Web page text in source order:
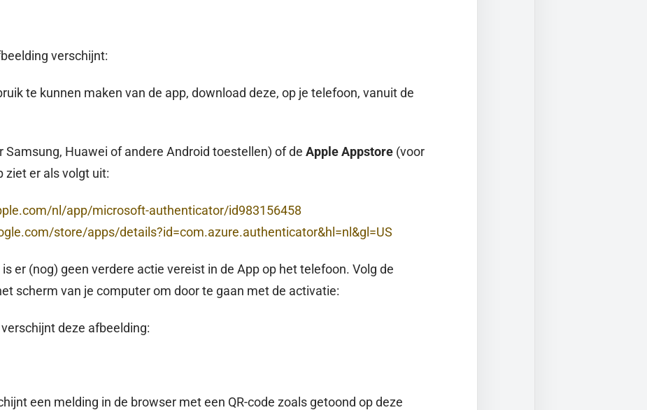
verschijnt:
te kunnen maken van de app, download deze, op je telefoon, vanuit de
Samsung, Huawei of andere Android toestellen) of de Apple Appstore (voor
ziet er als volgt uit:
nl/app/microsoft-authenticator/id983156458
store/apps/details?id=com.azure.authenticator&hl=nl&gl=US
er (nog) geen verdere actie vereist in de App op het telefoon. Volg de
scherm van je computer om door te gaan met de activatie:
deze afbeelding:
een melding in de browser met een QR-code zoals getoond op deze